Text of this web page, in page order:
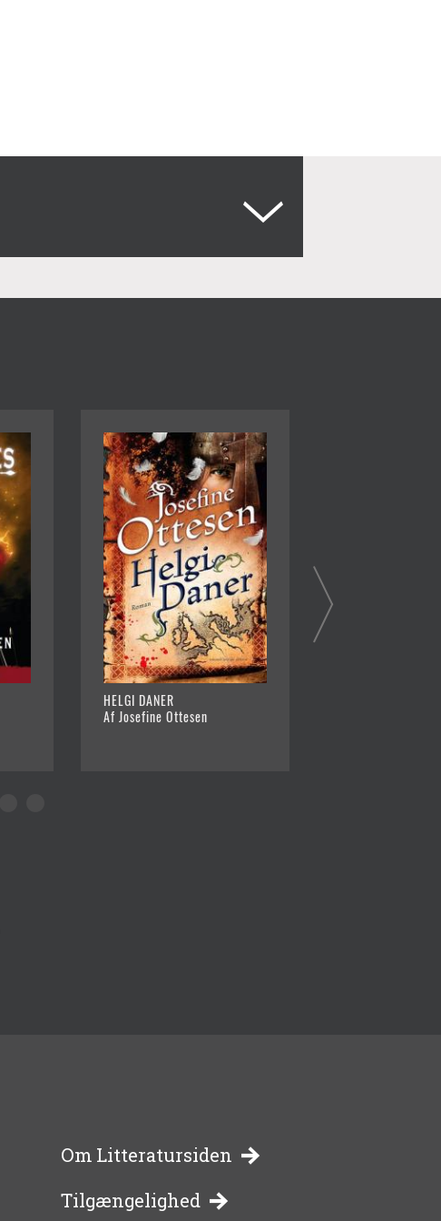
HELGI DANER
Af Josefine Ottesen
-
Om Litteratursiden
Tilgængelighed